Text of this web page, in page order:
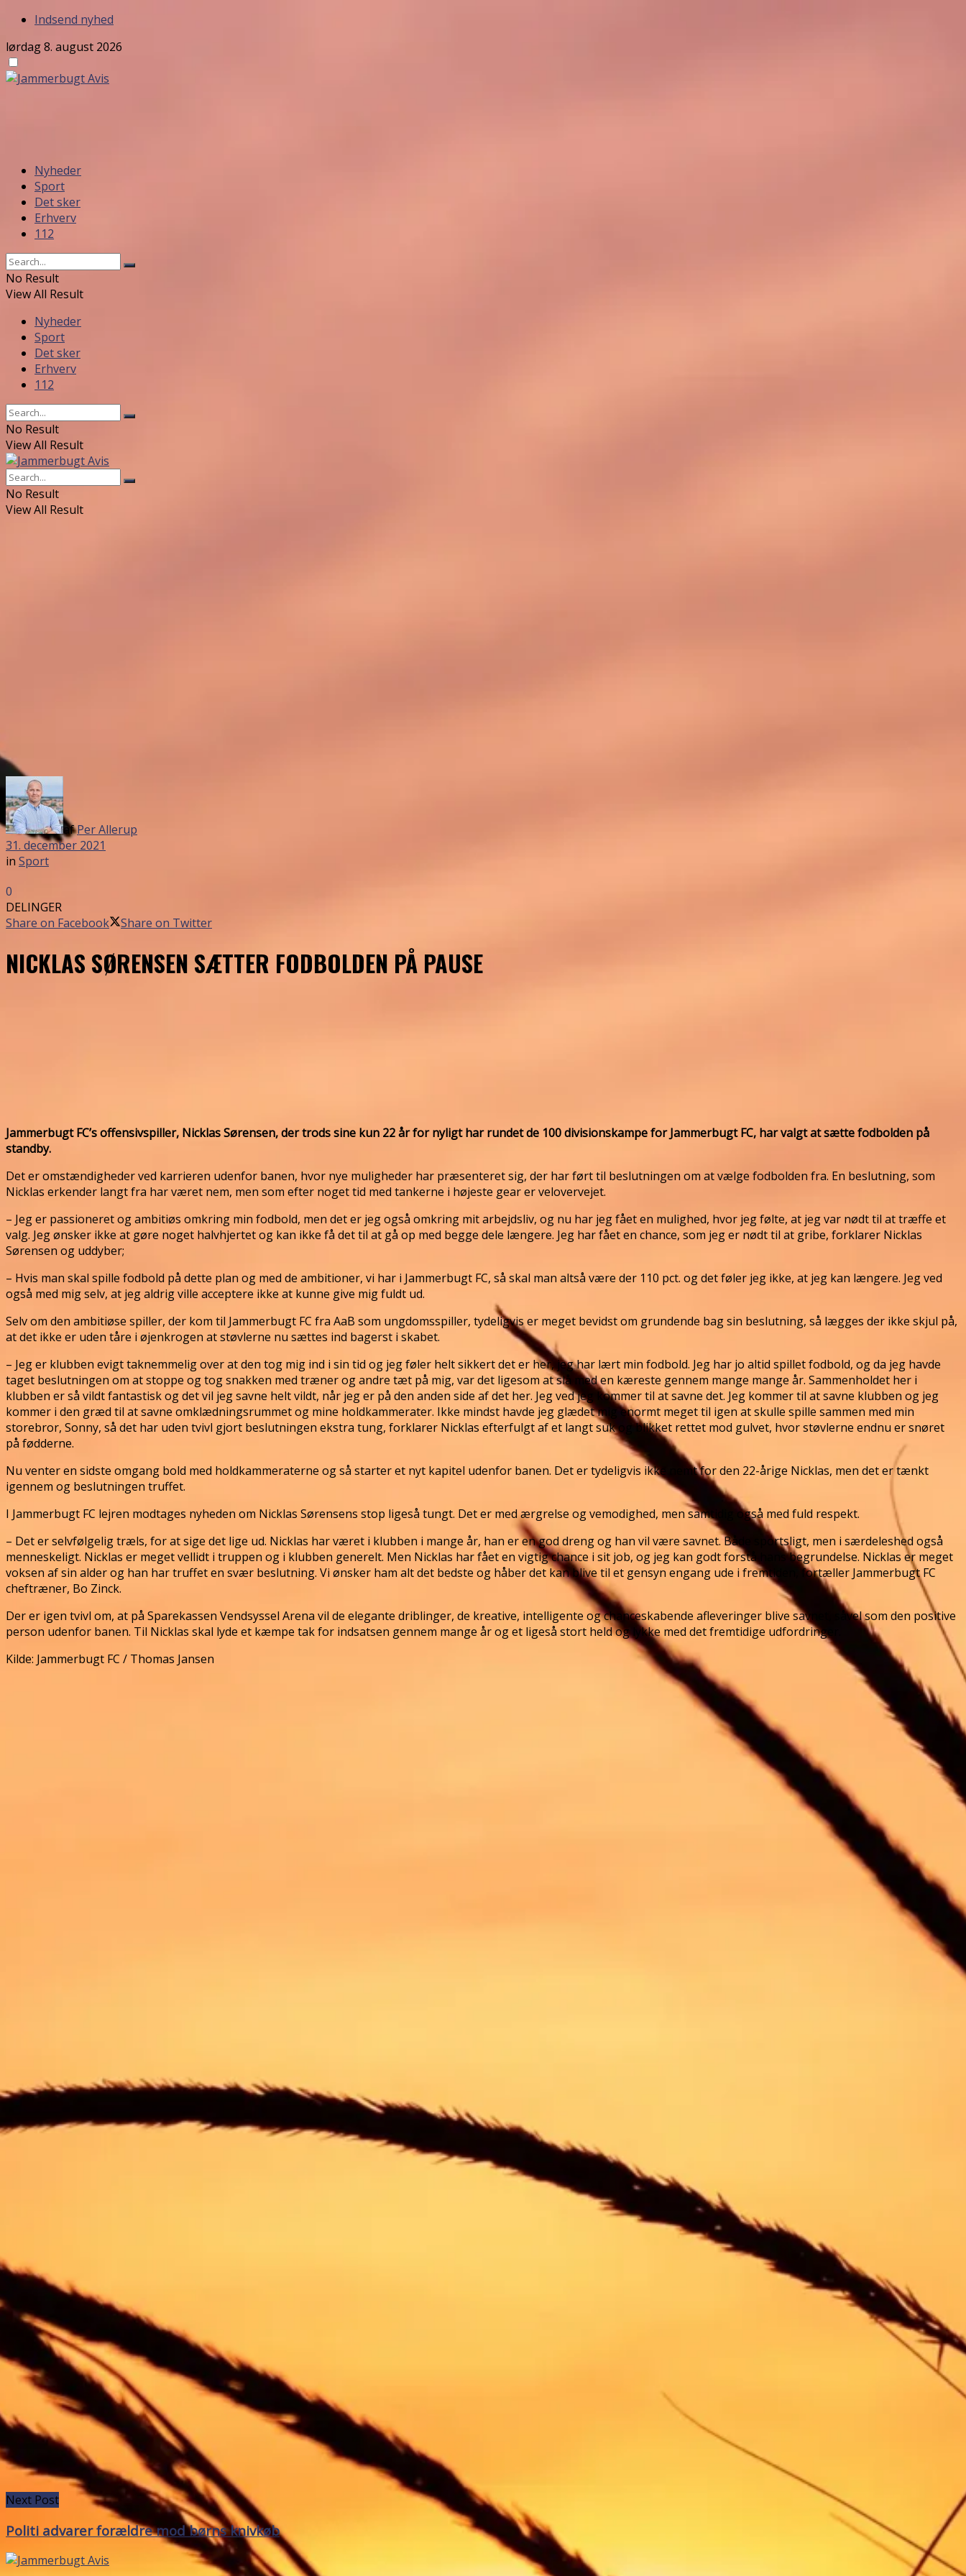
Indsend nyhed
lørdag 8. august 2026
Nyheder
Sport
Det sker
Erhverv
112
No Result
View All Result
Nyheder
Sport
Det sker
Erhverv
112
No Result
View All Result
No Result
View All Result
afPer Allerup
31. december 2021
in Sport
0
DELINGER
Share on Facebook
Share on Twitter
NICKLAS SØRENSEN SÆTTER FODBOLDEN PÅ PAUSE
Jammerbugt FC’s offensivspiller, Nicklas Sørensen, der trods sine kun 22 år for nyligt har rundet de 100 divisionskampe for Jammerbugt FC, har valgt at sætte fodbolden på
standby.
Det er omstændigheder ved karrieren udenfor banen, hvor nye muligheder har præsenteret sig, der har ført til beslutningen om at vælge fodbolden fra. En beslutning, som
Nicklas erkender langt fra har været nem, men som efter noget tid med tankerne i højeste gear er velovervejet.
– Jeg er passioneret og ambitiøs omkring min fodbold, men det er jeg også omkring mit arbejdsliv, og nu har jeg fået en mulighed, hvor jeg følte, at jeg var nødt til at træffe et
valg. Jeg ønsker ikke at gøre noget halvhjertet og kan ikke få det til at gå op med begge dele længere. Jeg har fået en chance, som jeg er nødt til at gribe, forklarer Nicklas
Sørensen og uddyber;
– Hvis man skal spille fodbold på dette plan og med de ambitioner, vi har i Jammerbugt FC, så skal man altså være der 110 pct. og det føler jeg ikke, at jeg kan længere. Jeg ved
også med mig selv, at jeg aldrig ville acceptere ikke at kunne give mig fuldt ud.
Selv om den ambitiøse spiller, der kom til Jammerbugt FC fra AaB som ungdomsspiller, tydeligvis er meget bevidst om grundende bag sin beslutning, så lægges der ikke skjul på,
at det ikke er uden tåre i øjenkrogen at støvlerne nu sættes ind bagerst i skabet.
– Jeg er klubben evigt taknemmelig over at den tog mig ind i sin tid og jeg føler helt sikkert det er her, jeg har lært min fodbold. Jeg har jo altid spillet fodbold, og da jeg havde
taget beslutningen om at stoppe og tog snakken med træner og andre tæt på mig, var det ligesom at slå med en kæreste gennem mange mange år. Sammenholdet her i
klubben er så vildt fantastisk og det vil jeg savne helt vildt, når jeg er på den anden side af det her. Jeg ved jeg kommer til at savne det. Jeg kommer til at savne klubben og jeg
kommer i den græd til at savne omklædningsrummet og mine holdkammerater. Ikke mindst havde jeg glædet mig enormt meget til igen at skulle spille sammen med min
storebror, Sonny, så det har uden tvivl gjort beslutningen ekstra tung, forklarer Nicklas efterfulgt af et langt suk og blikket rettet mod gulvet, hvor støvlerne endnu er snøret
på fødderne.
Nu venter en sidste omgang bold med holdkammeraterne og så starter et nyt kapitel udenfor banen. Det er tydeligvis ikke nemt for den 22-årige Nicklas, men det er tænkt
igennem og beslutningen truffet.
I Jammerbugt FC lejren modtages nyheden om Nicklas Sørensens stop ligeså tungt. Det er med ærgrelse og vemodighed, men samtidig også med fuld respekt.
– Det er selvfølgelig træls, for at sige det lige ud. Nicklas har været i klubben i mange år, han er en god dreng og han vil være savnet. Både sportsligt, men i særdeleshed også
menneskeligt. Nicklas er meget vellidt i truppen og i klubben generelt. Men Nicklas har fået en vigtig chance i sit job, og jeg kan godt forstå hans begrundelse. Nicklas er meget
voksen af sin alder og han har truffet en svær beslutning. Vi ønsker ham alt det bedste og håber det kan blive til et gensyn engang ude i fremtiden, fortæller Jammerbugt FC
cheftræner, Bo Zinck.
Der er igen tvivl om, at på Sparekassen Vendsyssel Arena vil de elegante driblinger, de kreative, intelligente og chanceskabende afleveringer blive savnet, såvel som den positive
person udenfor banen. Til Nicklas skal lyde et kæmpe tak for indsatsen gennem mange år og et ligeså stort held og lykke med det fremtidige udfordringer.
Kilde: Jammerbugt FC / Thomas Jansen
Next Post
Politi advarer forældre mod børns knivkøb